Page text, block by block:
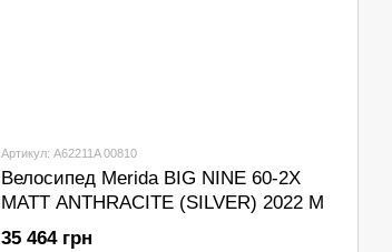
Артикул: A62211A 00810
Велосипед Merida BIG NINE 60-2X
MATT ANTHRACITE (SILVER) 2022 M
35 464 грн